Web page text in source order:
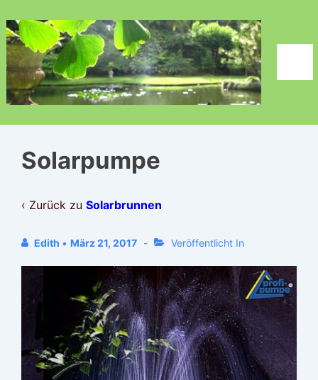
Zum
Inhalt
Solarpumpe
‹ Zurück zu Solarbrunnen
Edith • März 21, 2017 Veröffentlicht In